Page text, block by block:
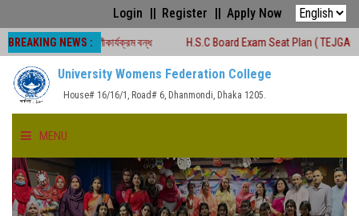
Login Register Apply Now
BREAKING NEWS :
শ্রেণীকার্যক্রম বন্ধ H.S.C Board Exam Seat Plan ( TEJGAON COLLEGE)
University Womens Federation College
House# 16/16/1, Road# 6, Dhanmondi, Dhaka 1205.
MENU
HOME